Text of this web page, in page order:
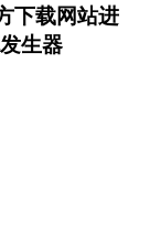
方下载网站进
发生器